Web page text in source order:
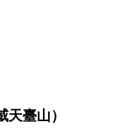
臺山）